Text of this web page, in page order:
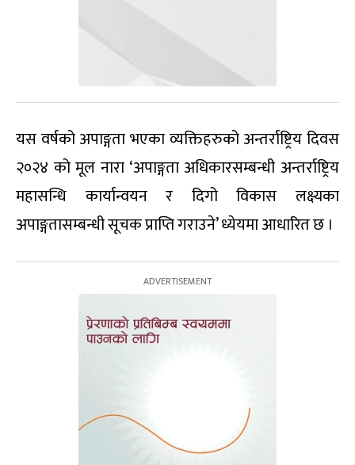
यस वर्षको अपाङ्गता भएका व्यक्तिहरुको अन्तर्राष्ट्रिय दिवस
२०२४ को मूल नारा ‘अपाङ्गता अधिकारसम्बन्धी अन्तर्राष्ट्रिय
महासन्धि कार्यान्वयन र दिगो विकास लक्ष्यका
अपाङ्गतासम्बन्धी सूचक प्राप्ति गराउने’ ध्येयमा आधारित छ ।